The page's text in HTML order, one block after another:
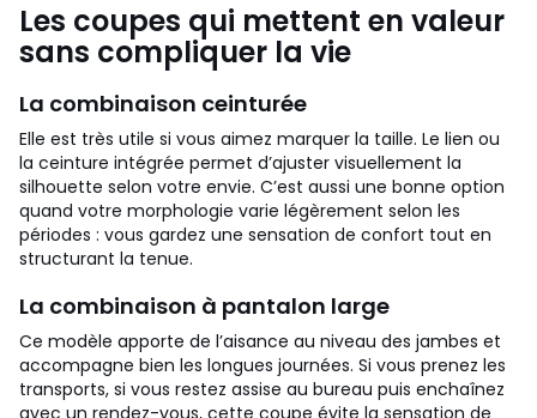
Les coupes qui mettent en valeur
sans compliquer la vie
La combinaison ceinturée
Elle est très utile si vous aimez marquer la taille. Le lien ou
la ceinture intégrée permet d’ajuster visuellement la
silhouette selon votre envie. C’est aussi une bonne option
quand votre morphologie varie légèrement selon les
périodes : vous gardez une sensation de confort tout en
structurant la tenue.
La combinaison à pantalon large
Ce modèle apporte de l’aisance au niveau des jambes et
accompagne bien les longues journées. Si vous prenez les
transports, si vous restez assise au bureau puis enchaînez
avec un rendez-vous, cette coupe évite la sensation de